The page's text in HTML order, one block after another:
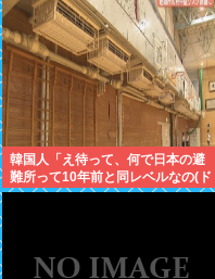
韓国人「え待って、何で日本の避
難所って10年前と同レベルなの(ド
ン引き